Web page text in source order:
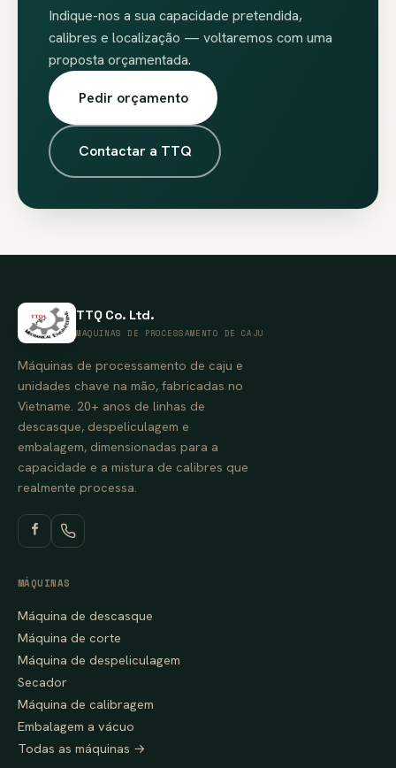
Indique-nos a sua capacidade pretendida,
calibres e localização — voltaremos com uma
proposta orçamentada.
Pedir orçamento
Contactar a TTQ
TTQ Co. Ltd.
MÁQUINAS DE PROCESSAMENTO DE CAJU
Máquinas de processamento de caju e
unidades chave na mão, fabricadas no
Vietname. 20+ anos de linhas de
descasque, despeliculagem e
embalagem, dimensionadas para a
capacidade e a mistura de calibres que
realmente processa.
MÁQUINAS
Máquina de descasque
Máquina de corte
Máquina de despeliculagem
Secador
Máquina de calibragem
Embalagem a vácuo
Todas as máquinas →